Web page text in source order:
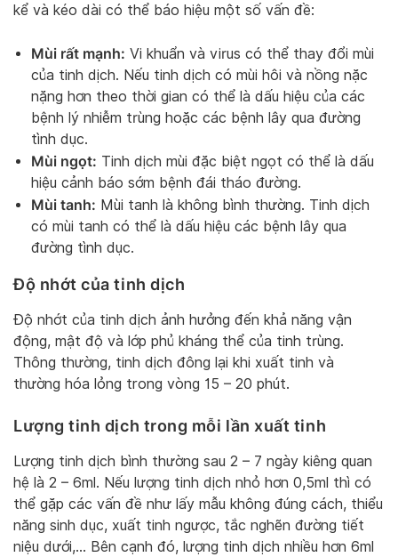
kể và kéo dài có thể báo hiệu một số vấn đề:
Mùi rất mạnh: Vi khuẩn và virus có thể thay đổi mùi
của tinh dịch. Nếu tinh dịch có mùi hôi và nồng nặc
nặng hơn theo thời gian có thể là dấu hiệu của các
bệnh lý nhiễm trùng hoặc các bệnh lây qua đường
tình dục.
Mùi ngọt: Tinh dịch mùi đặc biệt ngọt có thể là dấu
hiệu cảnh báo sớm bệnh đái tháo đường.
Mùi tanh: Mùi tanh là không bình thường. Tinh dịch
có mùi tanh có thể là dấu hiệu các bệnh lây qua
đường tình dục.
Độ nhớt của tinh dịch
Độ nhớt của tinh dịch ảnh hưởng đến khả năng vận
động, mật độ và lớp phủ kháng thể của tinh trùng.
Thông thường, tinh dịch đông lại khi xuất tinh và
thường hóa lỏng trong vòng 15 – 20 phút.
Lượng tinh dịch trong mỗi lần xuất tinh
Lượng tinh dịch bình thường sau 2 – 7 ngày kiêng quan
hệ là 2 – 6ml. Nếu lượng tinh dịch nhỏ hơn 0,5ml thì có
thể gặp các vấn đề như lấy mẫu không đúng cách, thiểu
năng sinh dục, xuất tinh ngược, tắc nghẽn đường tiết
niệu dưới,… Bên cạnh đó, lượng tinh dịch nhiều hơn 6ml